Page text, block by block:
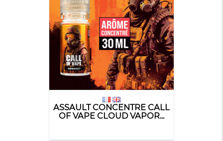
ASSAULT CONCENTRE CALL
OF VAPE CLOUD VAPOR...